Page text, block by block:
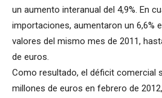
un aumento interanual del 4,9%. En
importaciones, aumentaron un 6,6%
valores del mismo mes de 2011,
de euros.
Como resultado, el déficit comercial
millones de euros en febrero de